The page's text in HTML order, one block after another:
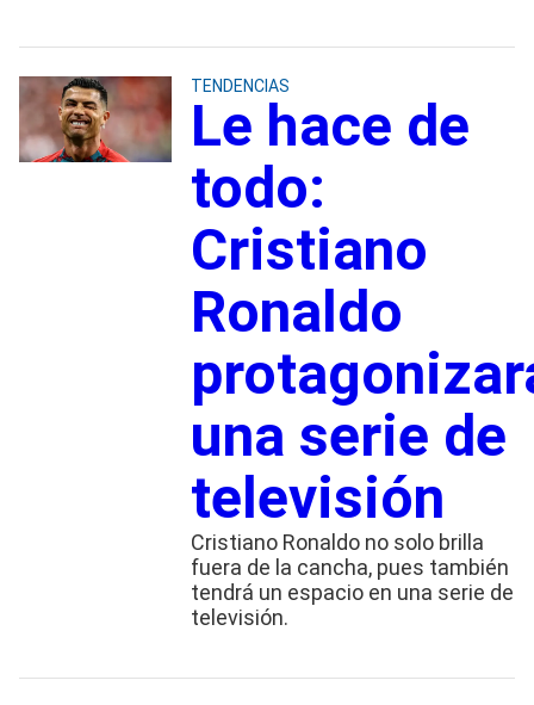
TENDENCIAS
Le hace de
todo:
Cristiano
Ronaldo
una serie de
televisión
Cristiano Ronaldo no solo brilla
fuera de la cancha, pues también
tendrá un espacio en una serie de
televisión.